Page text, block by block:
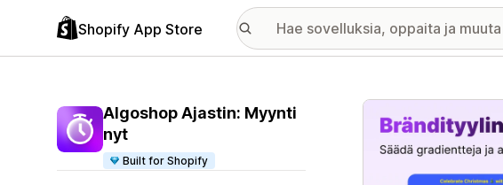
Shopify App Store
Algoshop Ajastin: Myynti
nyt
Built for Shopify
Esittelykuvagalleria